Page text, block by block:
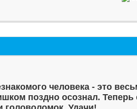
человека - это
поздно осознал. Теперь